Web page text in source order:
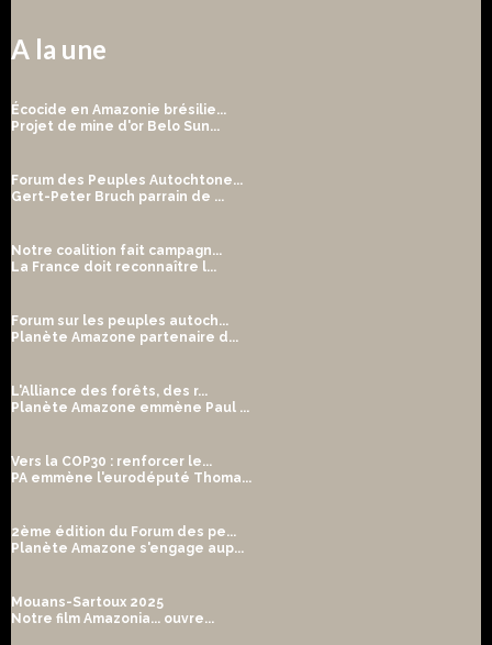
A la une
Écocide en Amazonie brésilie...
Projet de mine d'or Belo Sun...
Forum des Peuples Autochtone...
Gert-Peter Bruch parrain de ...
Notre coalition fait campagn...
La France doit reconnaître l...
Forum sur les peuples autoch...
Planète Amazone partenaire d...
L'Alliance des forêts, des r...
Planète Amazone emmène Paul ...
Vers la COP30 : renforcer le...
PA emmène l'eurodéputé Thoma...
2ème édition du Forum des pe...
Planète Amazone s'engage aup...
Mouans-Sartoux 2025
Notre film Amazonia... ouvre...